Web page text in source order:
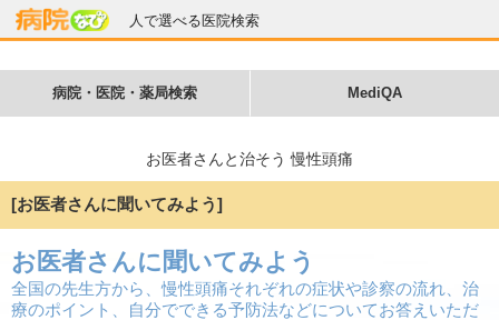
人で選べる医院検索
病院・医院・薬局検索 MediQA
お医者さんと治そう 慢性頭痛
[お医者さんに聞いてみよう]
お医者さんに聞いてみよう
全国の先生方から、慢性頭痛それぞれの症状や診察の流れ、治
療のポイント、自分でできる予防法などについてお答えいただ